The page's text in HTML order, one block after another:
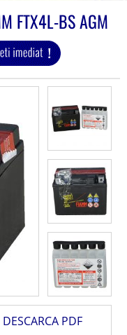
FTX4L-BS AGM
DESCARCA PDF